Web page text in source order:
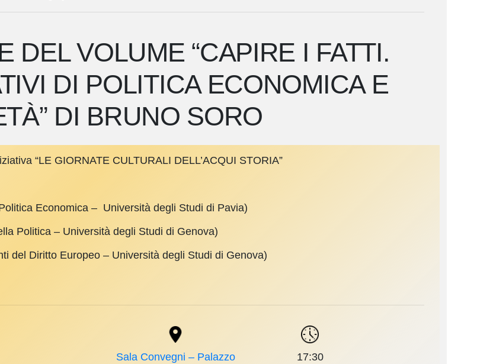
DEL VOLUME “CAPIRE I FATTI.
DI POLITICA ECONOMICA E
DI BRUNO SORO
“LE GIORNATE CULTURALI DELL’ACQUI STORIA”
Economica – Università degli Studi di Pavia)
Politica – Università degli Studi di Genova)
del Diritto Europeo – Università degli Studi di Genova)
Sala Convegni – Palazzo
17:30